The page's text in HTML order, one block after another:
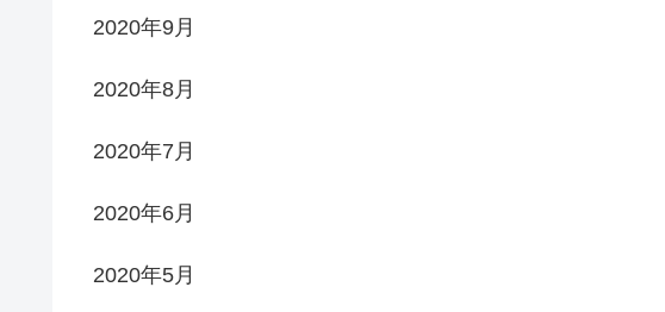
2020年9月
2020年8月
2020年7月
2020年6月
2020年5月